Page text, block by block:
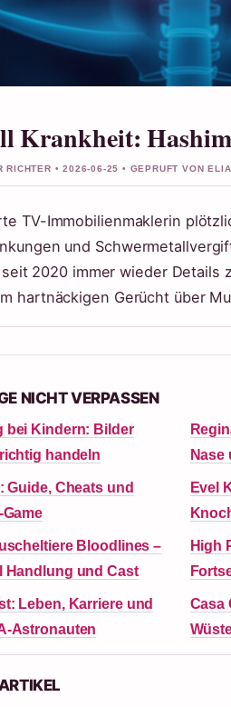
Krankheit:
RICHTER • 2026-06-25 • GEPRUFT VON
TV-Immobilienmaklerin
und
2020 immer wieder Details
hartnäckigen Gerücht über
NICHT VERPASSEN
bei Kindern: Bilder
handeln
Nase
Guide, Cheats und
Evel
Bloodlines –
Handlung und Cast
High
Leben, Karriere und
Astronauten
Casa